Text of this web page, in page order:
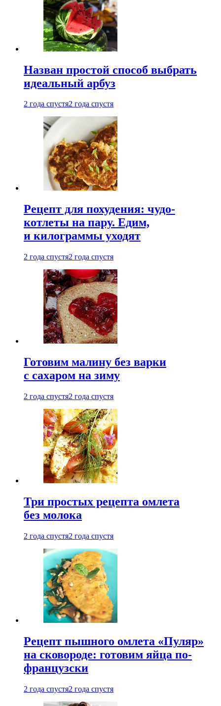
Назван простой способ выбрать
идеальный арбуз
2 года спустя2 года спустя
Рецепт для похудения: чудо-
котлеты на пару. Едим,
и килограммы уходят
2 года спустя2 года спустя
Готовим малину без варки
с сахаром на зиму
2 года спустя2 года спустя
Три простых рецепта омлета
без молока
2 года спустя2 года спустя
Рецепт пышного омлета «Пуляр»
на сковороде: готовим яйца по-
французски
2 года спустя2 года спустя